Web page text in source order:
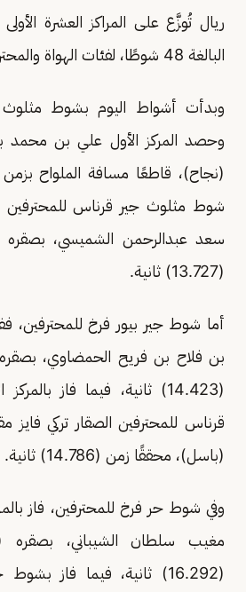
ريال تُوزَّع على المراكز العشرة
البالغة 48 شوطًا، لفئات الهواة والمحترفين والملاك والنخبة.
وبدأت أشواط اليوم بشوط مثلوث
وحصد المركز الأول علي بن محمد
شوط مثلوث جير قرناس للمحترفين
سعد عبدالرحمن الشميسي، بصقره
(13.727) ثانية.
أما شوط جير بيور فرخ للمحترفين،
بن فلاح بن فريح الحمضاوي،
(14.423) ثانية، فيما فاز
قرناس للمحترفين الصقار تركي فايز
(باسل)، محققًا زمن (14.786) ثانية.
وفي شوط حر فرخ للمحترفين، فاز
مغيب سلطان الشيباني، بصقره
(16.292) ثانية، فيما فاز